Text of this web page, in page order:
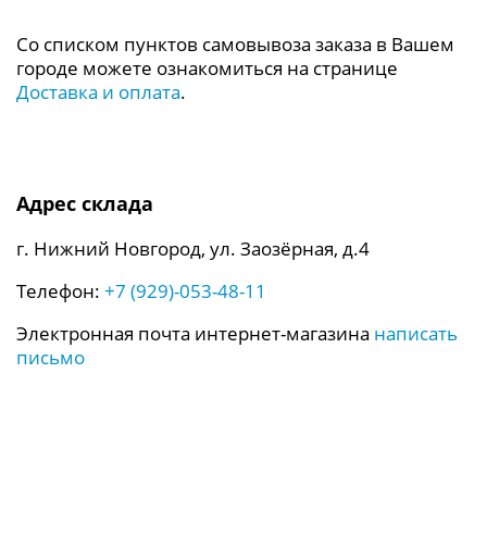
Со списком пунктов самовывоза заказа в Вашем
городе можете ознакомиться на странице
Доставка и оплата.
Адрес склада
г. Нижний Новгород, ул. Заозёрная, д.4
Телефон: +7 (929)-053-48-11
Электронная почта интернет-магазина написать
письмо